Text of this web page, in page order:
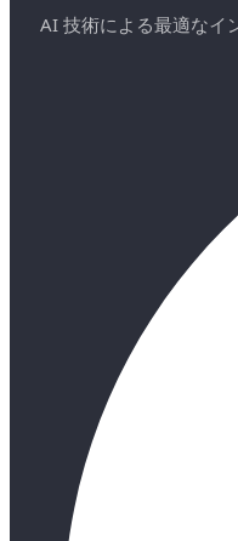
AI 技術による最適なイ